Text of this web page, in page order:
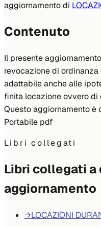
aggiornamento di
Contenuto
Il presente
revocazione di
adattabile anche alle
finita locazione ovvero
Questo aggiornamento è
Portabile pdf
Libri collegati
Libri collegati a
aggiornamento
→LOCAZIONI